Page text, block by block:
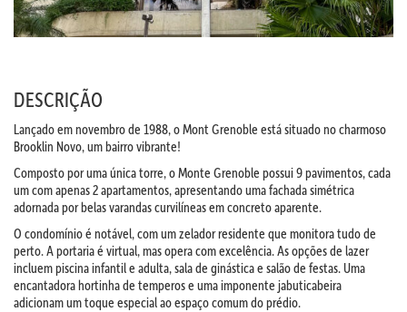
DESCRIÇÃO
Lançado em novembro de 1988, o Mont Grenoble está situado no charmoso
Brooklin Novo, um bairro vibrante!
Composto por uma única torre, o Monte Grenoble possui 9 pavimentos, cada
um com apenas 2 apartamentos, apresentando uma fachada simétrica
adornada por belas varandas curvilíneas em concreto aparente.
O condomínio é notável, com um zelador residente que monitora tudo de
perto. A portaria é virtual, mas opera com excelência. As opções de lazer
incluem piscina infantil e adulta, sala de ginástica e salão de festas. Uma
encantadora hortinha de temperos e uma imponente jabuticabeira
adicionam um toque especial ao espaço comum do prédio.